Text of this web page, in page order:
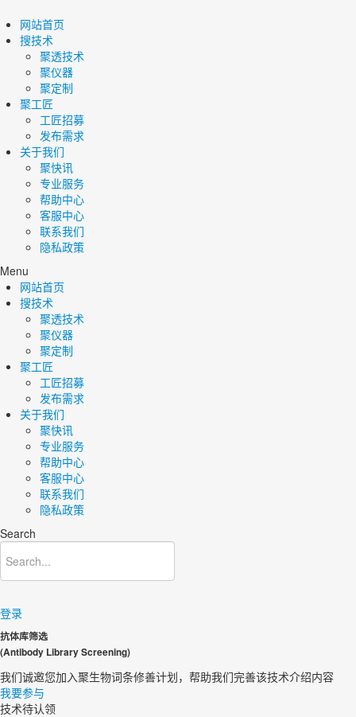
网站首页
搜技术
聚透技术
聚仪器
聚定制
聚工匠
工匠招募
发布需求
关于我们
聚快讯
专业服务
帮助中心
客服中心
联系我们
隐私政策
Menu
网站首页
搜技术
聚透技术
聚仪器
聚定制
聚工匠
工匠招募
发布需求
关于我们
聚快讯
专业服务
帮助中心
客服中心
联系我们
隐私政策
Search
登录
抗体库筛选
(Antibody Library Screening)
我们诚邀您加入聚生物词条修善计划，帮助我们完善该技术介绍内容​
我要参与
技术待认领